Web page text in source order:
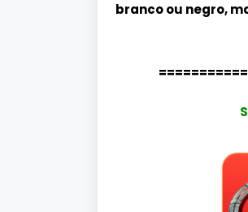
branco ou negro,